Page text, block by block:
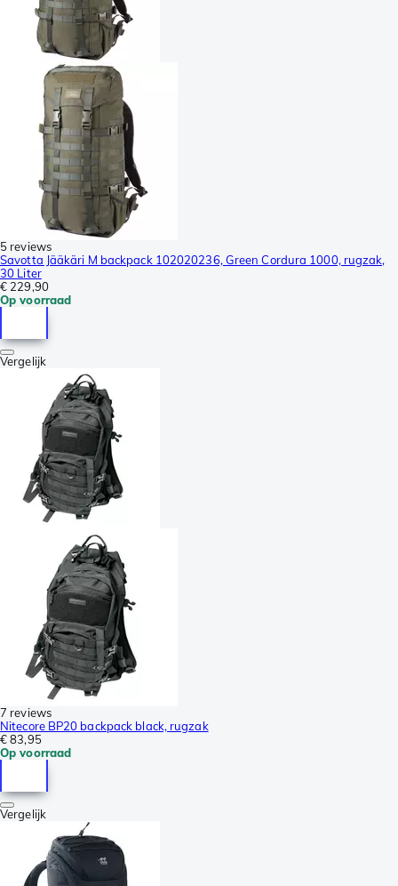
5 reviews
Savotta Jääkäri M backpack 102020236, Green Cordura 1000, rugzak,
30 Liter
€ 229,90
Op voorraad
Vergelijk
7 reviews
Nitecore BP20 backpack black, rugzak
€ 83,95
Op voorraad
Vergelijk